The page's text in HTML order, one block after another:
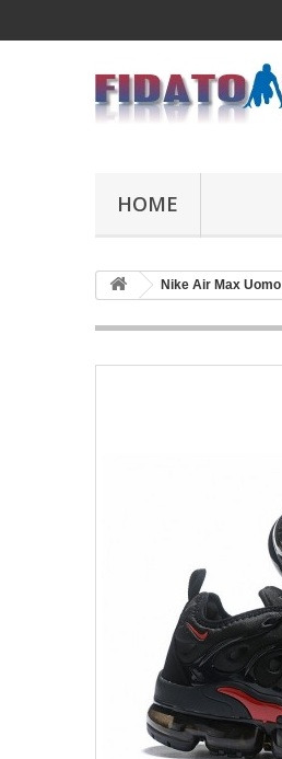
HOME
Nike Air Max Uomo